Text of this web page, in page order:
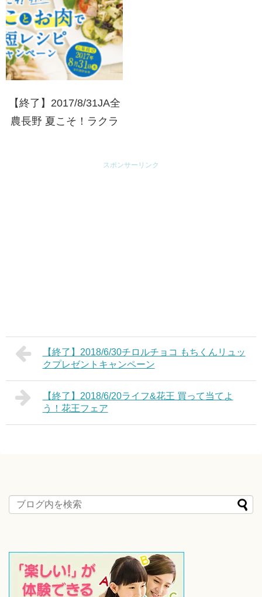
【終了】2017/8/31JA全
農長野 夏こそ！ラクラ
スポンサーリンク
【終了】2018/6/30チロルチョコ もちくんリュッ
クプレゼントキャンペーン
【終了】2018/6/20ライフ&花王 買って当てよ
う！花王フェア